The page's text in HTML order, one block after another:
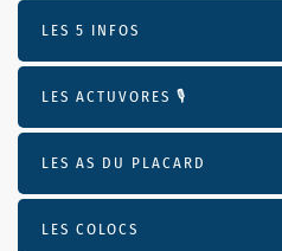
LES 5 INFOS
LES ACTUVORES 🎙
LES AS DU PLACARD
LES COLOCS